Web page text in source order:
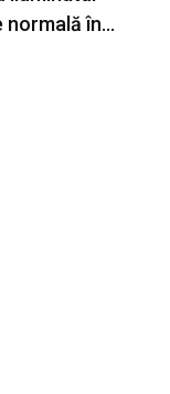
normală în…